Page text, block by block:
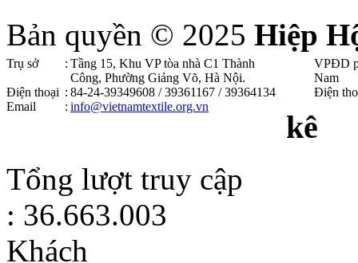
Bản quyền © 2025 Hiệp
Trụ sở : Tầng 15, Khu VP tòa nhà C1 Thành
Công, Phường Giảng Võ, Hà Nội .
Điện thoại : 84-24-39349608 / 39361167 / 39364134
Email
: info@vietnamtextile.org.vn
VPĐD
Nam
Điện
kê
Tổng lượt truy cập
: 36.663.003
Khách